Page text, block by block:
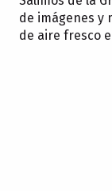
de imágenes y
de aire fresco